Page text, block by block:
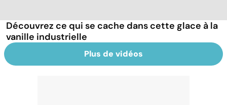
Découvrez ce qui se cache dans cette glace à la
vanille industrielle
Plus de vidéos